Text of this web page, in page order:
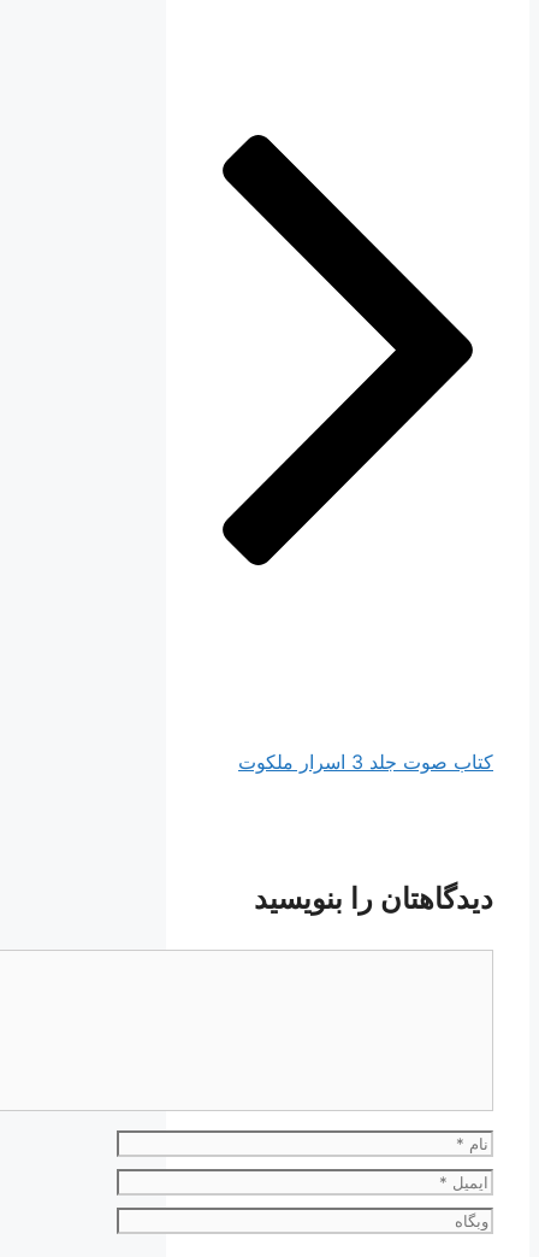
کتاب صوت جلد 3 اسرار ملکوت
دیدگاهتان را بنویسید
نام
ایمیل
وبگاه